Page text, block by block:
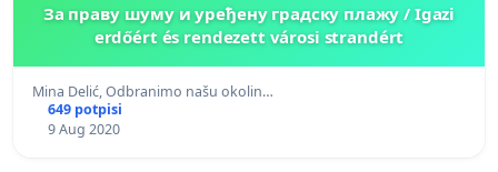
За праву шуму и уређену градску плажу / Igazi
erdőért és rendezett városi strandért
Mina Delić, Odbranimo našu okolin…
649 potpisi
9 Aug 2020